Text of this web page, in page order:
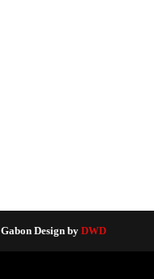
Design by DWD